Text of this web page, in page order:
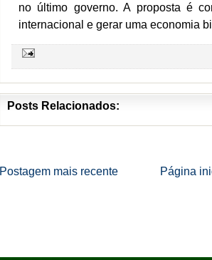
no último governo. A proposta é
internacional e gerar uma economia
Posts Relacionados:
Postagem mais recente Página